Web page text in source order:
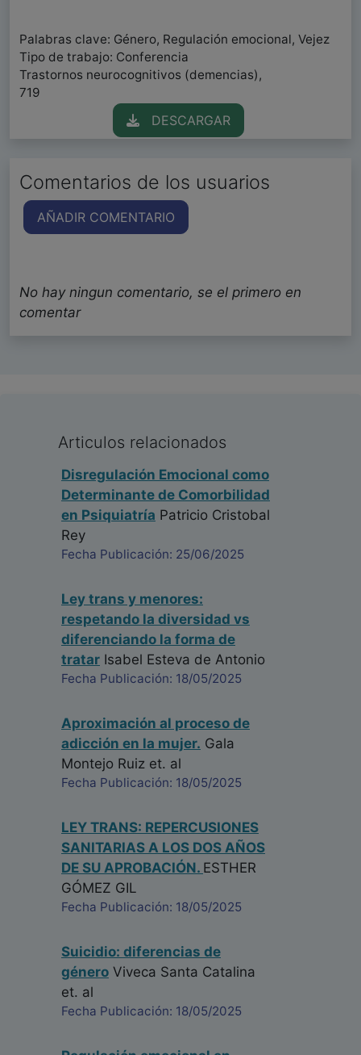
Palabras clave: Género, Regulación emocional, Vejez
Tipo de trabajo: Conferencia
Trastornos neurocognitivos (demencias),
719
DESCARGAR
Comentarios de los usuarios
AÑADIR COMENTARIO
No hay ningun comentario, se el primero en
comentar
Articulos relacionados
Disregulación Emocional como
Determinante de Comorbilidad
en Psiquiatría Patricio Cristobal
Rey
Fecha Publicación: 25/06/2025
Ley trans y menores:
respetando la diversidad vs
diferenciando la forma de
tratar Isabel Esteva de Antonio
Fecha Publicación: 18/05/2025
Aproximación al proceso de
adicción en la mujer. Gala
Montejo Ruiz et. al
Fecha Publicación: 18/05/2025
LEY TRANS: REPERCUSIONES
SANITARIAS A LOS DOS AÑOS
DE SU APROBACIÓN. ESTHER
GÓMEZ GIL
Fecha Publicación: 18/05/2025
Suicidio: diferencias de
género Viveca Santa Catalina
et. al
Fecha Publicación: 18/05/2025